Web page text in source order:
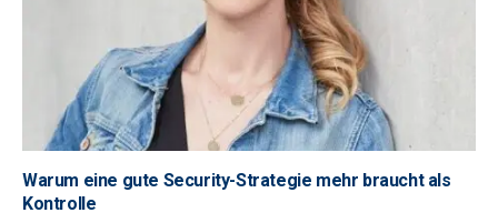
Warum eine gute Security-Strategie mehr braucht als
Kontrolle